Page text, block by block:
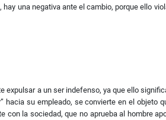
una negativa ante el cambio, porque ello
expulsar a un ser indefenso, ya que ello
su empleado, se convierte en el objeto
con la sociedad, que no aprueba al hombre